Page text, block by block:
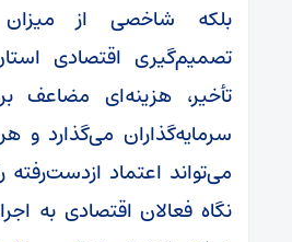
بلکه شاخصی از میزان
تصمیم‌گیری اقتصادی
تأخیر، هزینه‌ای
سرمایه‌گذاران می‌گذارد و
می‌تواند اعتماد ازدست‌رفته
نگاه فعالان اقتصادی به